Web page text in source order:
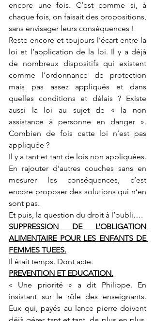
encore une fois. C’est comme si, à
chaque fois, on faisait des propositions,
sans envisager leurs conséquences !
Reste encore et toujours l’écart entre la
loi et l’application de la loi. Il y a déjà
de nombreux dispositifs qui existent
comme l’ordonnance de protection
mais pas assez appliqués et dans
quelles conditions et délais ? Existe
aussi la loi au sujet de « la non
assistance à personne en danger ».
Combien de fois cette loi n’est pas
appliquée ?
Il y a tant et tant de lois non appliquées.
En rajouter d’autres couches sans en
mesurer les conséquences, c’est
encore proposer des solutions qui n’en
sont pas.
Et puis, la question du droit à l’oubli….
SUPPRESSION DE L’OBLIGATION
ALIMENTAIRE POUR LES ENFANTS DE
FEMMES TUEES.
Il était temps. Dont acte.
PREVENTION ET EDUCATION.
« Une priorité » a dit Philippe. En
insistant sur le rôle des enseignants.
Eux qui, payés au lance pierre doivent